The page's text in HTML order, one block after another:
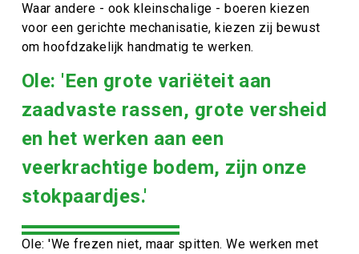
Waar andere - ook kleinschalige - boeren kiezen
voor een gerichte mechanisatie, kiezen zij bewust
om hoofdzakelijk handmatig te werken.
Ole: 'Een grote variëteit aan
zaadvaste rassen, grote versheid
en het werken aan een
veerkrachtige bodem, zijn onze
stokpaardjes.'
Ole: 'We frezen niet, maar spitten. We werken met